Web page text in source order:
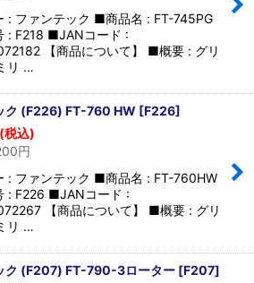
: ファンテック ■商品名 : FT-745PG
: F218 ■JANコード :
【商品について】 ■概要 : グリ
リ …
ク (F226) FT-760 HW [F226]
(税込)
円
: ファンテック ■商品名 : FT-760HW
: F226 ■JANコード :
【商品について】 ■概要 : グリ
リ …
ク (F207) FT-790-3ローター [F207]